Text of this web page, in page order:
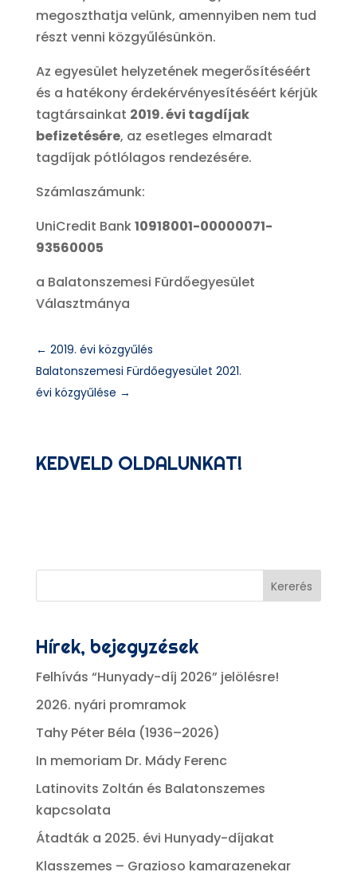
megoszthatja velünk, amennyiben nem tud
részt venni közgyűlésünkön.
Az egyesület helyzetének megerősítéséért
és a hatékony érdekérvényesítéséért kérjük
tagtársainkat 2019. évi tagdíjak
befizetésére, az esetleges elmaradt
tagdíjak pótlólagos rendezésére.
Számlaszámunk:
UniCredit Bank10918001-00000071-
93560005
a Balatonszemesi Fürdőegyesület
Választmánya
← 2019. évi közgyűlés
Balatonszemesi Fürdőegyesület 2021.
évi közgyűlése →
KEDVELD OLDALUNKAT!
Kererés
Hírek, bejegyzések
Felhívás “Hunyady-díj 2026” jelölésre!
2026. nyári promramok
Tahy Péter Béla (1936–2026)
In memoriam Dr. Mády Ferenc
Latinovits Zoltán és Balatonszemes
kapcsolata
Átadták a 2025. évi Hunyady-díjakat
Klasszemes – Grazioso kamarazenekar